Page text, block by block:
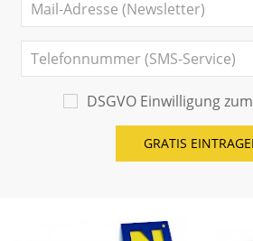
DSGVO Einwilligung zum